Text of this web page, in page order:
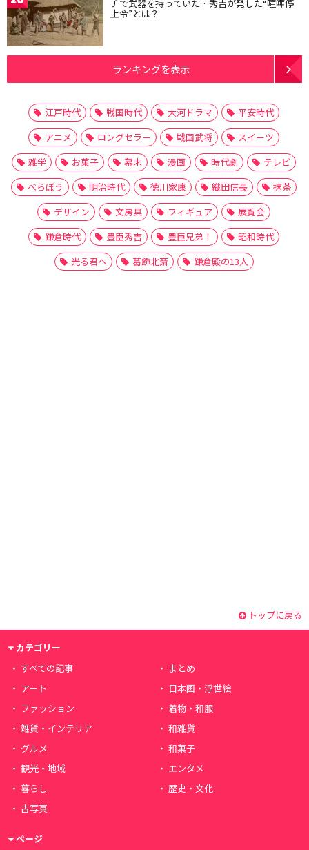
チで武器を持っていた…秀吉が発した“喧嘩停
止令”とは？
ランキングを表示
江戸時代 戦国時代 大河ドラマ
平安時代
アニメ
ロングセラー 戦国武将
スイーツ
雑学
お菓子 幕末 漫画 時代劇
テレビ
べらぼう
明治時代 徳川家康 織田信長
抹茶
デザイン
文房具 フィギュア
展覧会
鎌倉時代
豊臣秀吉 豊臣兄弟！
昭和時代
光る君へ
葛飾北斎 鎌倉殿の13人
トップに戻る
カテゴリー
すべての記事
まとめ
アート
日本画・浮世絵
ファッション
着物・和服
雑貨・インテリア
和雑貨
グルメ
和菓子
観光・地域
エンタメ
暮らし
歴史・文化
古写真
ページ